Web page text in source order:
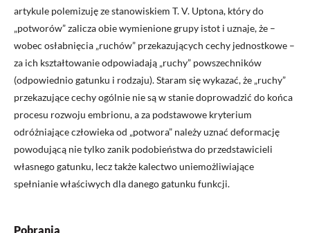
artykule polemizuję ze stanowiskiem T. V. Uptona, który do
„potworów” zalicza obie wymienione grupy istot i uznaje, że –
wobec osłabnięcia „ruchów” przekazujących cechy jednostkowe –
za ich kształtowanie odpowiadają „ruchy” powszechników
(odpowiednio gatunku i rodzaju). Staram się wykazać, że „ruchy”
przekazujące cechy ogólnie nie są w stanie doprowadzić do końca
procesu rozwoju embrionu, a za podstawowe kryterium
odróżniające człowieka od „potwora” należy uznać deformację
powodującą nie tylko zanik podobieństwa do przedstawicieli
własnego gatunku, lecz także kalectwo uniemożliwiające
spełnianie właściwych dla danego gatunku funkcji.
Pobrania